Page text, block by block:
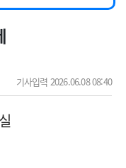
모집
의사 채용
기사입력 2026.06.08 08:40